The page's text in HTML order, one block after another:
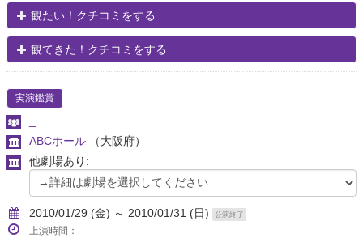
観たい！クチコミをする
観てきた！クチコミをする
実演鑑賞
ABCホール
（大阪府）
他劇場あり:
2010/01/29 (金) ～ 2010/01/31 (日) 公演終了
上演時間：